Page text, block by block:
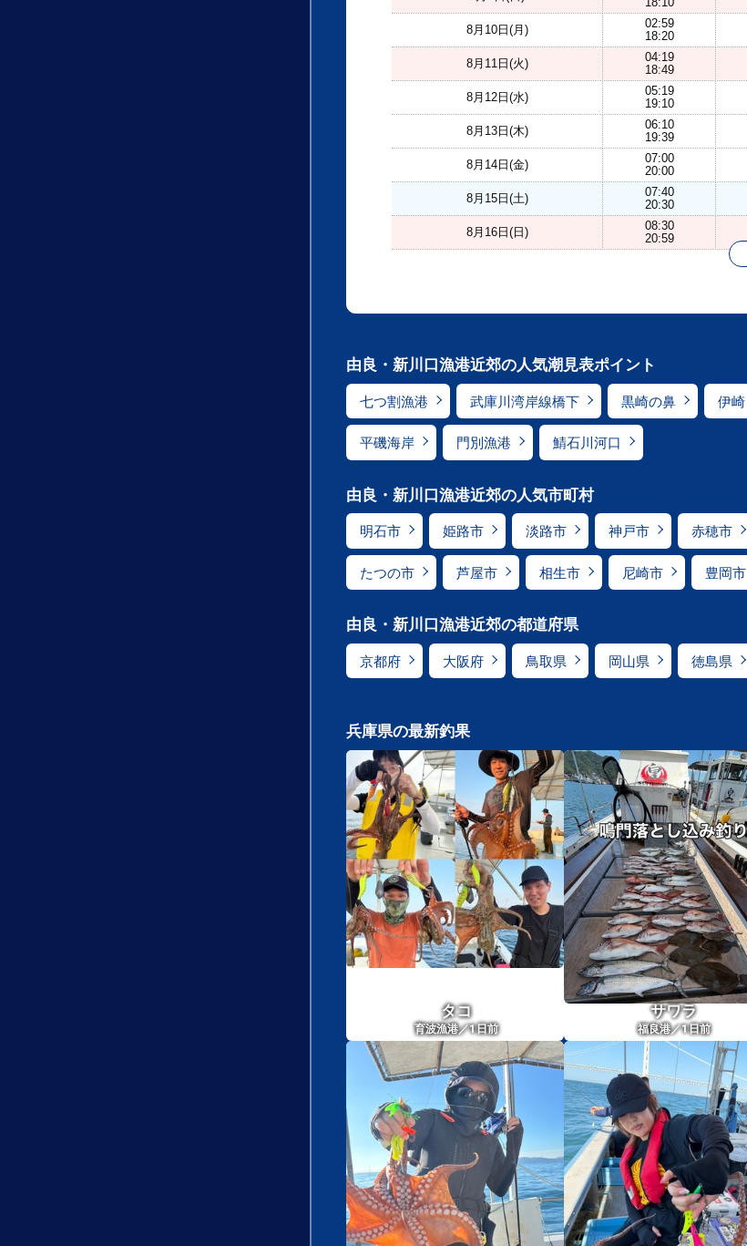
8月10日(月)
02:59
18:20
8月11日(火)
04:19
18:49
8月12日(水)
05:19
19:10
8月13日(木)
06:10
19:39
8月14日(金)
07:00
20:00
8月15日(土)
07:40
20:30
8月16日(日)
08:30
20:59
由良・新川口漁港近郊の人気潮見表ポイント
七つ割漁港 武庫川湾岸線橋下 黒崎の鼻 伊崎
平磯海岸 門別漁港 鯖石川河口
由良・新川口漁港近郊の人気市町村
明石市 姫路市 淡路市 神戸市 赤穂市
たつの市 芦屋市 相生市 尼崎市 豊岡市
由良・新川口漁港近郊の都道府県
京都府 大阪府 鳥取県 岡山県 徳島県
兵庫県の最新釣果
タコ
育波漁港／1日前
サワラ
福良港／1日前